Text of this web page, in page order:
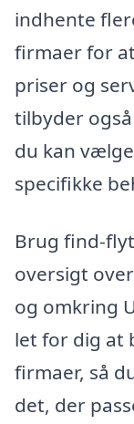
indhente
firmaer for
priser og
tilbyder
du kan
specifikke
Brug find-
oversigt
og omkring
let for dig at
firmaer, så
det, der